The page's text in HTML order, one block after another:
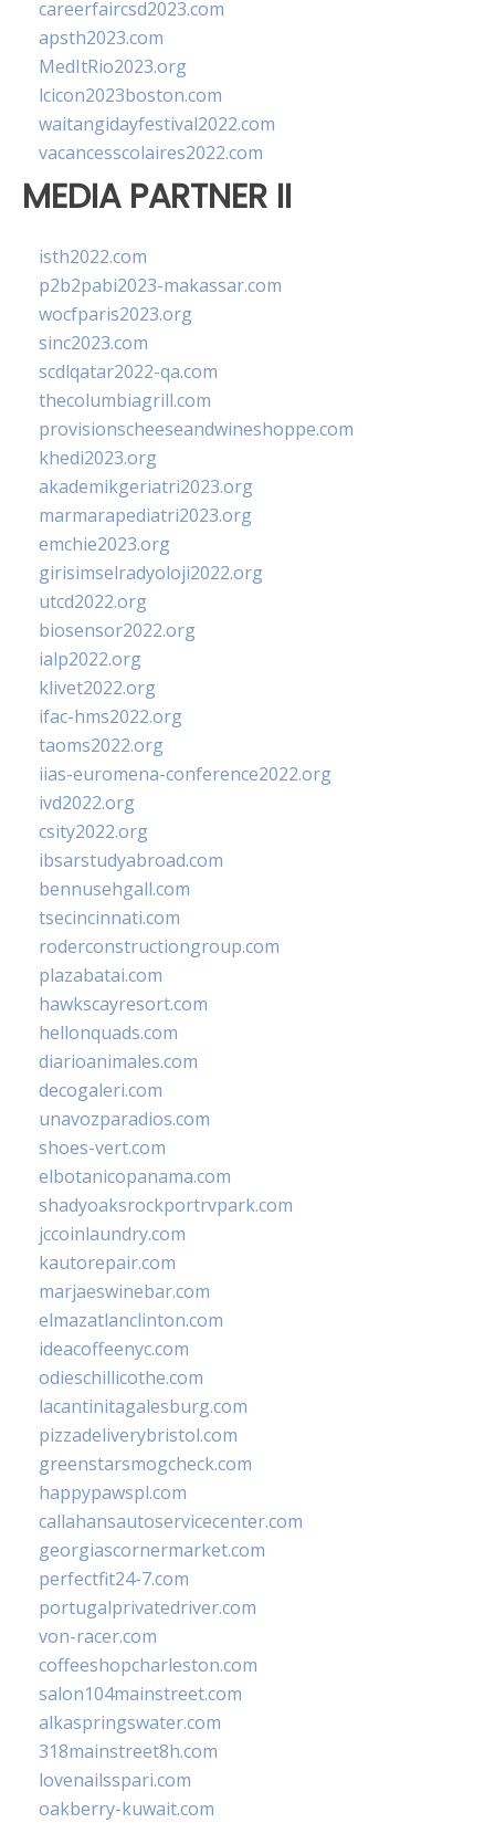
careerfaircsd2023.com
apsth2023.com
MedItRio2023.org
lcicon2023boston.com
waitangidayfestival2022.com
vacancesscolaires2022.com
MEDIA PARTNER II
isth2022.com
p2b2pabi2023-makassar.com
wocfparis2023.org
sinc2023.com
scdlqatar2022-qa.com
thecolumbiagrill.com
provisionscheeseandwineshoppe.com
khedi2023.org
akademikgeriatri2023.org
marmarapediatri2023.org
emchie2023.org
girisimselradyoloji2022.org
utcd2022.org
biosensor2022.org
ialp2022.org
klivet2022.org
ifac-hms2022.org
taoms2022.org
iias-euromena-conference2022.org
ivd2022.org
csity2022.org
ibsarstudyabroad.com
bennusehgall.com
tsecincinnati.com
roderconstructiongroup.com
plazabatai.com
hawkscayresort.com
hellonquads.com
diarioanimales.com
decogaleri.com
unavozparadios.com
shoes-vert.com
elbotanicopanama.com
shadyoaksrockportrvpark.com
jccoinlaundry.com
kautorepair.com
marjaeswinebar.com
elmazatlanclinton.com
ideacoffeenyc.com
odieschillicothe.com
lacantinitagalesburg.com
pizzadeliverybristol.com
greenstarsmogcheck.com
happypawspl.com
callahansautoservicecenter.com
georgiascornermarket.com
perfectfit24-7.com
portugalprivatedriver.com
von-racer.com
coffeeshopcharleston.com
salon104mainstreet.com
alkaspringswater.com
318mainstreet8h.com
lovenailsspari.com
oakberry-kuwait.com